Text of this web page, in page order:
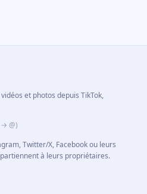
et photos depuis TikTok,
@)
Twitter/X, Facebook ou leurs
à leurs propriétaires.